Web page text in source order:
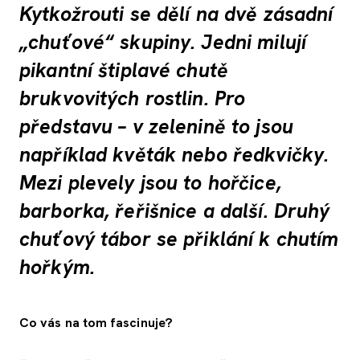
Kytkožrouti se dělí na dvě zásadní
„chuťové“ skupiny. Jedni milují
pikantní štiplavé chutě
brukvovitých rostlin. Pro
představu – v zelenině to jsou
například květák nebo ředkvičky.
Mezi plevely jsou to hořčice,
barborka, řeřišnice a další. Druhý
chuťový tábor se přiklání k chutím
hořkým.
Co vás na tom fascinuje?